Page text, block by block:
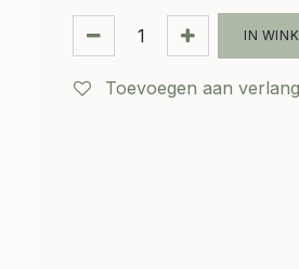
IN
Toevoegen aan